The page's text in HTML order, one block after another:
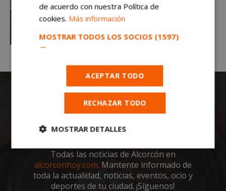
Todas las noticias de Alcorcón en
alcorconhoy.com. Mantente informado de
toda la actualidad, noticias, eventos, ocio y
deportes de tu ciudad. ¡Síguenos!
de acuerdo con nuestra Política de
cookies. Más información
MOSTRAR TODOS LOS SOCIOS (1597)
→
ACEPTAR TODO
RECHAZAR TODO
MOSTRAR DETALLES
Cookies
estrictamente
necesarias
Cookies de
rendimiento